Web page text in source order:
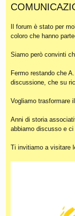
m
en
ti
Ra
di
Il forum è stato per
coloro che hanno
Siamo però convinti
Fermo restando che
discussione, che su
Vogliamo trasformare
Anni di storia
abbiamo discusso e
Ti invitiamo a visitare